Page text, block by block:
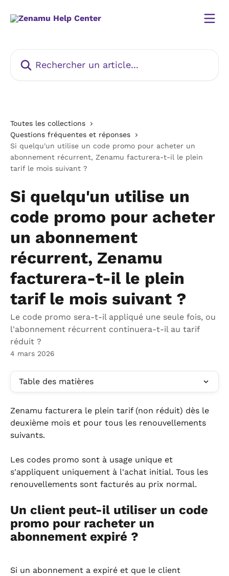
Toutes les collections
Questions fréquentes et réponses
Si quelqu'un utilise un code promo pour acheter un
abonnement récurrent, Zenamu facturera-t-il le plein
tarif le mois suivant ?
Si quelqu'un utilise un
code promo pour acheter
un abonnement
récurrent, Zenamu
facturera-t-il le plein
tarif le mois suivant ?
Le code promo sera-t-il appliqué une seule fois, ou
l'abonnement récurrent continuera-t-il au tarif
réduit ?
4 mars 2026
Table des matières
Zenamu facturera le plein tarif (non réduit) dès le
deuxième mois et pour tous les renouvellements
suivants.
Les codes promo sont à usage unique et
s'appliquent uniquement à l'achat initial. Tous les
renouvellements sont facturés au prix normal.
Un client peut-il utiliser un code
promo pour racheter un
abonnement expiré ?
Si un abonnement a expiré et que le client